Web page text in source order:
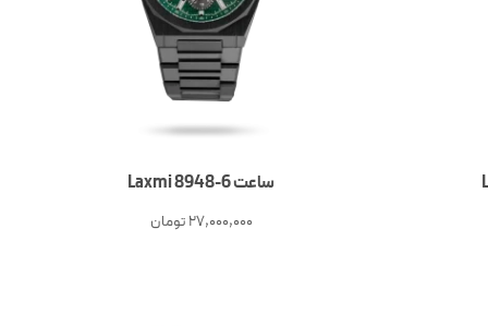
ساعت 6-Laxmi 8948
27,000,000تومان